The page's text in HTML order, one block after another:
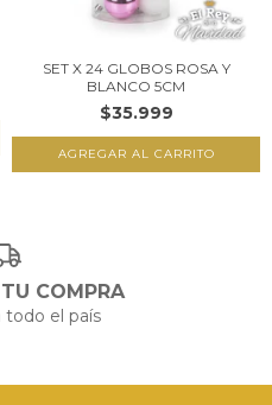
SET X 24 GLOBOS ROSA Y
BLANCO 5CM
$35.999
COMPRA
todo el país